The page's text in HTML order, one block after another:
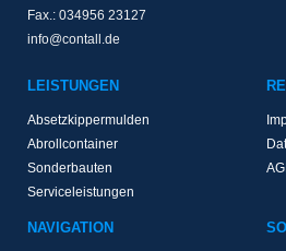
Fax.: 034956 23127
info@contall.de
LEISTUNGEN
Absetzkippermulden
Abrollcontainer
Sonderbauten
Serviceleistungen
NAVIGATION